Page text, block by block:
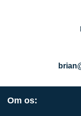
Om os: